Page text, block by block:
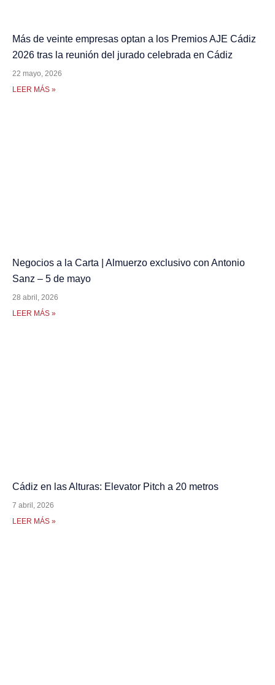
Más de veinte empresas optan a los Premios AJE Cádiz
2026 tras la reunión del jurado celebrada en Cádiz
22 mayo, 2026
LEER MÁS »
Negocios a la Carta | Almuerzo exclusivo con Antonio
Sanz – 5 de mayo
28 abril, 2026
LEER MÁS »
Cádiz en las Alturas: Elevator Pitch a 20 metros
7 abril, 2026
LEER MÁS »